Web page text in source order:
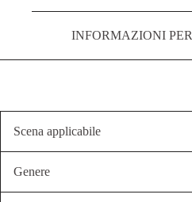
INFORMAZIONI
Scena applicabile
Genere